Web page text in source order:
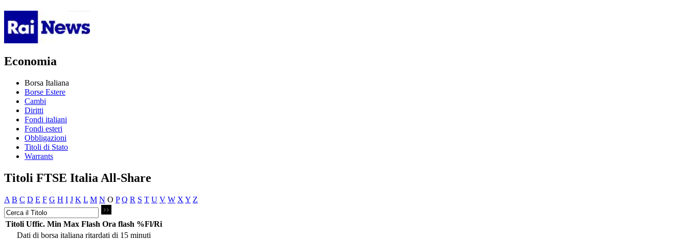
Economia
Borsa Italiana
Borse Estere
Cambi
Diritti
Fondi italiani
Fondi esteri
Obbligazioni
Titoli di Stato
Warrants
Titoli FTSE Italia All-Share
A B C D E F G H I J K L M N O P Q R S T U V W X Y Z
Titoli Uffic. Min Max Flash Ora flash %Fl/Ri
Dati di borsa italiana ritardati di 15 minuti